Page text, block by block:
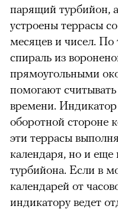
00:00/
парящий турбийон,
устроены террасы
месяцев и чисел. По
спираль из
прямоугольными
помогают
времени.
оборотной стороне
эти террасы
календаря, но и еще
турбийона. Если в
календарей от
индикатору ведет